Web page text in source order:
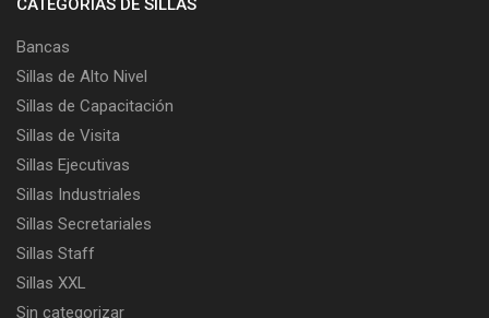
CATEGORÍAS DE SILLAS
Bancas
Sillas de Alto Nivel
Sillas de Capacitación
Sillas de Visita
Sillas Ejecutivas
Sillas Industriales
Sillas Secretariales
Sillas Staff
Sillas XXL
Sin categorizar